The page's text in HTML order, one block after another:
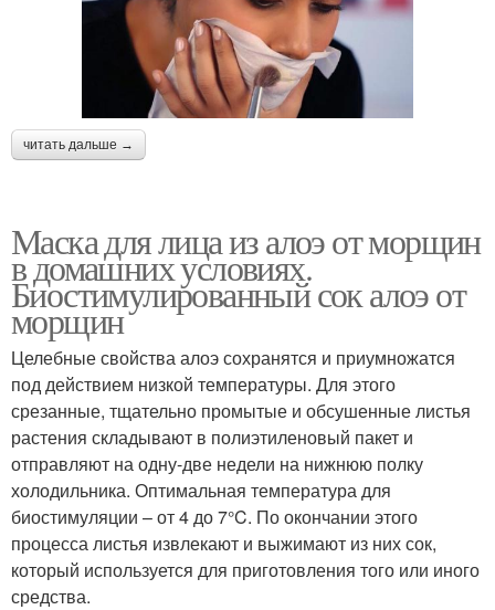
читать дальше →
Маска для лица из алоэ от морщин
в домашних условиях.
Биостимулированный сок алоэ от
морщин
Целебные свойства алоэ сохранятся и приумножатся
под действием низкой температуры. Для этого
срезанные, тщательно промытые и обсушенные листья
растения складывают в полиэтиленовый пакет и
отправляют на одну-две недели на нижнюю полку
холодильника. Оптимальная температура для
биостимуляции – от 4 до 7°C. По окончании этого
процесса листья извлекают и выжимают из них сок,
который используется для приготовления того или иного
средства.